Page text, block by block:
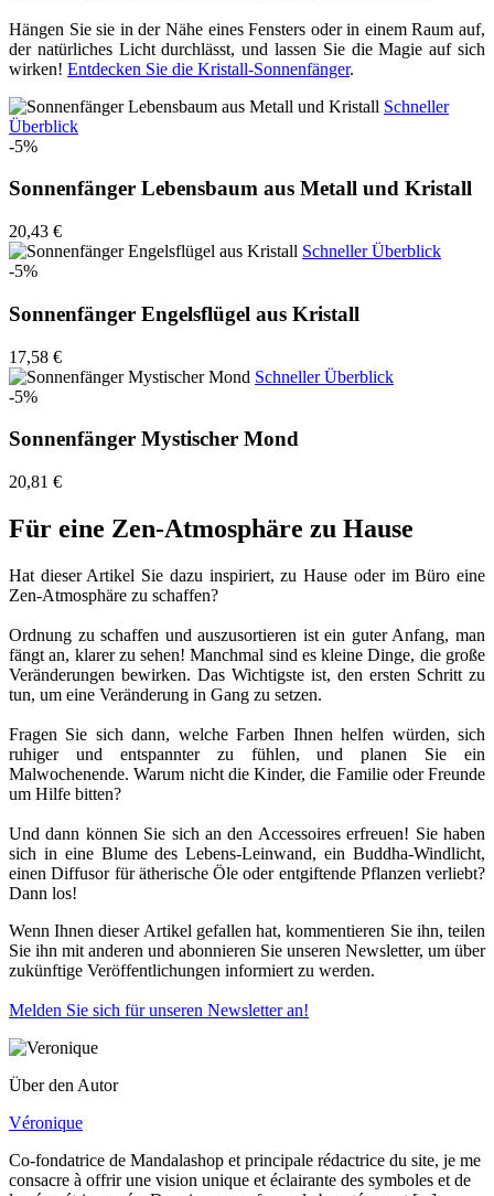
Hängen Sie sie in der Nähe eines Fensters oder in einem Raum auf,
der natürliches Licht durchlässt, und lassen Sie die Magie auf sich
wirken! Entdecken Sie die Kristall-Sonnenfänger.
Schneller
Überblick
-5%
Sonnenfänger Lebensbaum aus Metall und Kristall
20,43 €
Schneller Überblick
-5%
Sonnenfänger Engelsflügel aus Kristall
17,58 €
Schneller Überblick
-5%
Sonnenfänger Mystischer Mond
20,81 €
Für eine Zen-Atmosphäre zu Hause
Hat dieser Artikel Sie dazu inspiriert, zu Hause oder im Büro eine
Zen-Atmosphäre zu schaffen?
Ordnung zu schaffen und auszusortieren ist ein guter Anfang, man
fängt an, klarer zu sehen! Manchmal sind es kleine Dinge, die große
Veränderungen bewirken. Das Wichtigste ist, den ersten Schritt zu
tun, um eine Veränderung in Gang zu setzen.
Fragen Sie sich dann, welche Farben Ihnen helfen würden, sich
ruhiger und entspannter zu fühlen, und planen Sie ein
Malwochenende. Warum nicht die Kinder, die Familie oder Freunde
um Hilfe bitten?
Und dann können Sie sich an den Accessoires erfreuen! Sie haben
sich in eine Blume des Lebens-Leinwand, ein Buddha-Windlicht,
einen Diffusor für ätherische Öle oder entgiftende Pflanzen verliebt?
Dann los!
Wenn Ihnen dieser Artikel gefallen hat, kommentieren Sie ihn, teilen
Sie ihn mit anderen und abonnieren Sie unseren Newsletter, um über
zukünftige Veröffentlichungen informiert zu werden.
Melden Sie sich für unseren Newsletter an!
Über den Autor
Véronique
Co-fondatrice de Mandalashop et principale rédactrice du site, je me
consacre à offrir une vision unique et éclairante des symboles et de